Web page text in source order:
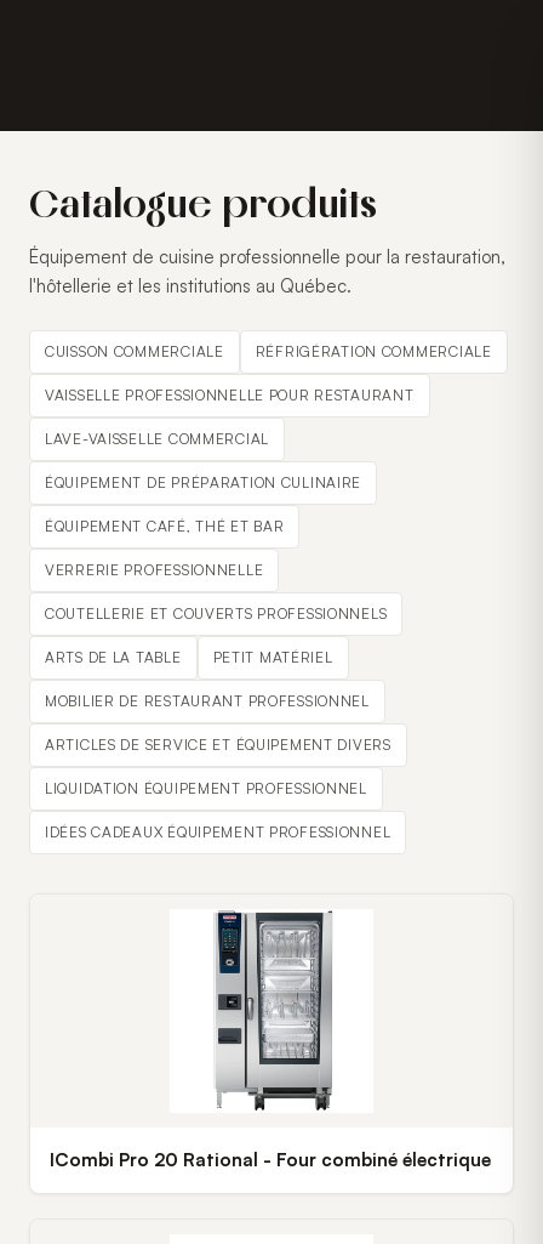
Catalogue produits
Équipement de cuisine professionnelle pour la restauration,
l'hôtellerie et les institutions au Québec.
CUISSON COMMERCIALE RÉFRIGÉRATION COMMERCIALE
VAISSELLE PROFESSIONNELLE POUR RESTAURANT
LAVE-VAISSELLE COMMERCIAL
ÉQUIPEMENT DE PRÉPARATION CULINAIRE
ÉQUIPEMENT CAFÉ, THÉ ET BAR
VERRERIE PROFESSIONNELLE
COUTELLERIE ET COUVERTS PROFESSIONNELS
ARTS DE LA TABLE PETIT MATÉRIEL
MOBILIER DE RESTAURANT PROFESSIONNEL
ARTICLES DE SERVICE ET ÉQUIPEMENT DIVERS
LIQUIDATION ÉQUIPEMENT PROFESSIONNEL
IDÉES CADEAUX ÉQUIPEMENT PROFESSIONNEL
ICombi Pro 20 Rational - Four combiné électrique